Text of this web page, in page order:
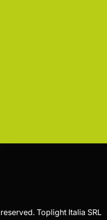
Toplight Italia SRL